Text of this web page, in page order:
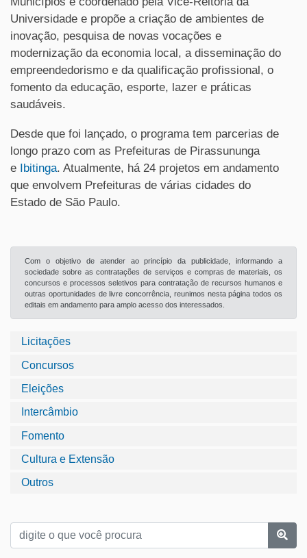
Licitações
Concursos
Eleições
Intercâmbio
Fomento
Cultura e Extensão
Outros
Universidade e propõe a criação de ambientes de
inovação, pesquisa de novas vocações e
modernização da economia local, a disseminação do
empreendedorismo e da qualificação profissional, o
fomento da educação, esporte, lazer e práticas
saudáveis.
Desde que foi lançado, o programa tem parcerias de
longo prazo com as Prefeituras de Pirassununga
e Ibitinga. Atualmente, há 24 projetos em andamento
que envolvem Prefeituras de várias cidades do
Estado de São Paulo.
Com o objetivo de atender ao princípio da publicidade, informando a
sociedade sobre as contratações de serviços e compras de materiais, os
concursos e processos seletivos para contratação de recursos humanos e
outras oportunidades de livre concorrência, reunimos nesta página todos os
editais em andamento para amplo acesso dos interessados.